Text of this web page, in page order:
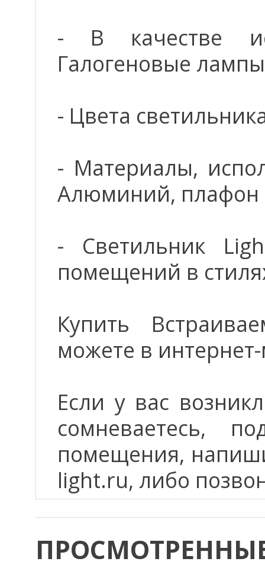
- В качестве
Галогеновые
- Цвета
- Материалы,
Алюминий,
- Светильник
помещений в
Купить
можете в
Если у вас
сомневаетесь,
помещения,
light.ru, либо